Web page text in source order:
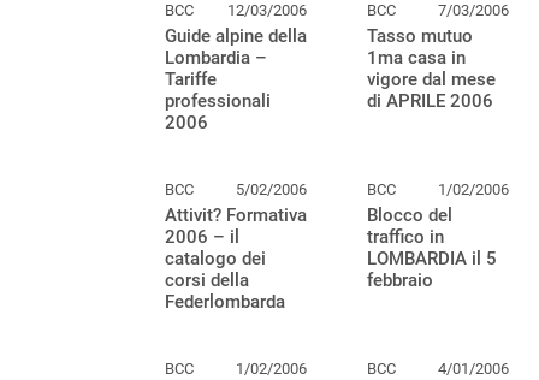
BCC 12/03/2006
Guide alpine della
Lombardia –
Tariffe
professionali
2006
BCC 7/03/2006
Tasso mutuo
1ma casa in
vigore dal mese
di APRILE 2006
BCC 5/02/2006
Attivit? Formativa
2006 – il
catalogo dei
corsi della
Federlombarda
BCC 1/02/2006
Blocco del
traffico in
LOMBARDIA il 5
febbraio
BCC 1/02/2006 BCC 4/01/2006